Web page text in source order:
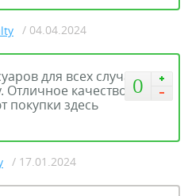
/ 04.04.2024
0
для всех случаев
Отличное качество и
покупки здесь
/ 17.01.2024